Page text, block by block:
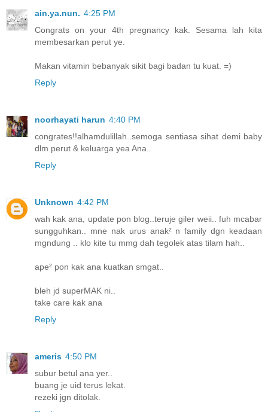
ain.ya.nun. 4:25 PM
Congrats on your 4th pregnancy kak. Sesama lah kita
membesarkan perut ye.
Makan vitamin bebanyak sikit bagi badan tu kuat. =)
Reply
noorhayati harun 4:40 PM
congrates!!alhamdulillah..semoga sentiasa sihat demi baby
dlm perut & keluarga yea Ana..
Reply
Unknown 4:42 PM
wah kak ana, update pon blog..teruje giler weii.. fuh mcabar
sungguhkan.. mne nak urus anak² n family dgn keadaan
mgndung .. klo kite tu mmg dah tegolek atas tilam hah..
ape² pon kak ana kuatkan smgat..
bleh jd superMAK ni..
take care kak ana
Reply
ameris 4:50 PM
subur betul ana yer..
buang je uid terus lekat.
rezeki jgn ditolak.